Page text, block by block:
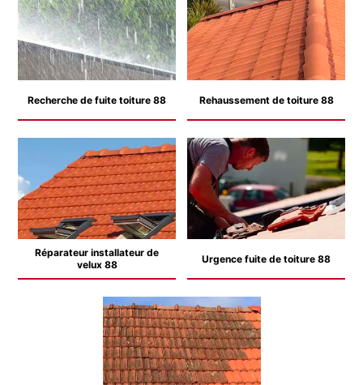
Recherche de fuite toiture 88 Rehaussement de toiture 88
Réparateur installateur de
velux 88
Urgence fuite de toiture 88